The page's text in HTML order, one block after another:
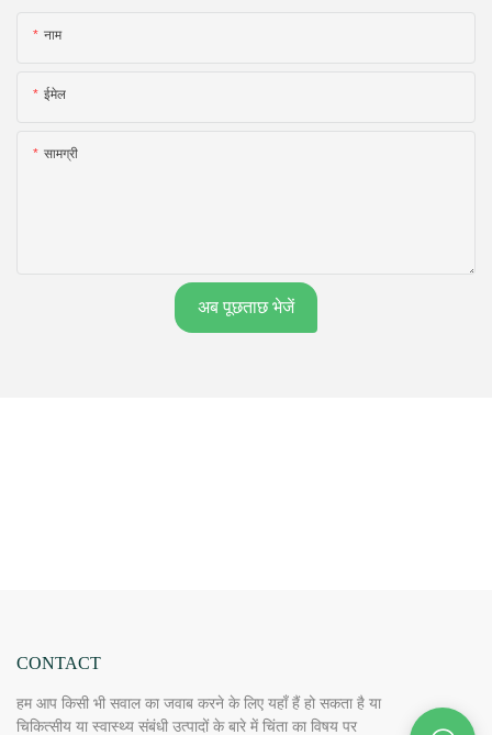
नाम
ईमेल
सामग्री
अब पूछताछ भेजें
CONTACT
हम आप किसी भी सवाल का जवाब करने के लिए यहाँ हैं हो सकता है या
चिकित्सीय या स्वास्थ्य संबंधी उत्पादों के बारे में चिंता का विषय पर